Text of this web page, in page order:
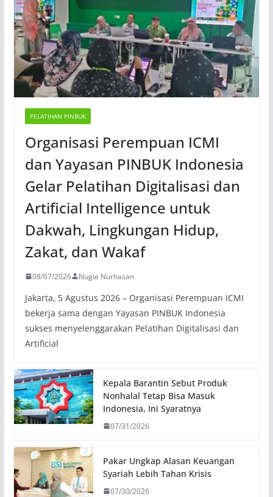
PELATIHAN PINBUK
Organisasi Perempuan ICMI
dan Yayasan PINBUK Indonesia
Gelar Pelatihan Digitalisasi dan
Artificial Intelligence untuk
Dakwah, Lingkungan Hidup,
Zakat, dan Wakaf
08/07/2026 Nugie Nurhasan
Jakarta, 5 Agustus 2026 – Organisasi Perempuan ICMI
bekerja sama dengan Yayasan PINBUK Indonesia
sukses menyelenggarakan Pelatihan Digitalisasi dan
Artificial
Kepala Barantin Sebut Produk
Nonhalal Tetap Bisa Masuk
Indonesia, Ini Syaratnya
07/31/2026
Pakar Ungkap Alasan Keuangan
Syariah Lebih Tahan Krisis
07/30/2026